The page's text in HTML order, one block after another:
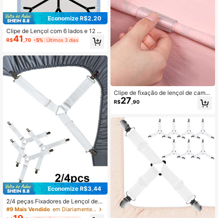
Economize R$2,20
Clipe de Lençol com 6 lados e 12 Pi
nos, Fixador Ajustável para Lençol
de Sofá, Clipe de Toalha de Mesa, F
m para Lençol
R$41 ,70 -5% Últimos 3 dias
Economize R$3,44
2/4 peças Fixadores de Lençol de C
ama, Presilhas Elásticas Triangulare
s Ajustáveis, Adequados para Lenç
#9 Mais Vendido em Diariamente Fixadores e pinças para folhas
Clipe de fixação de lençol de cama
de 12 peças
R$27 ,90